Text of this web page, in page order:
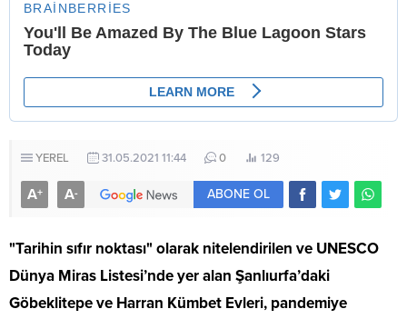
YEREL 31.05.2021 11:44 0 129
A+ A- ABONE OL
"Tarihin sıfır noktası" olarak nitelendirilen ve UNESCO
Dünya Miras Listesi’nde yer alan Şanlıurfa’daki
Göbeklitepe ve Harran Kümbet Evleri, pandemiye